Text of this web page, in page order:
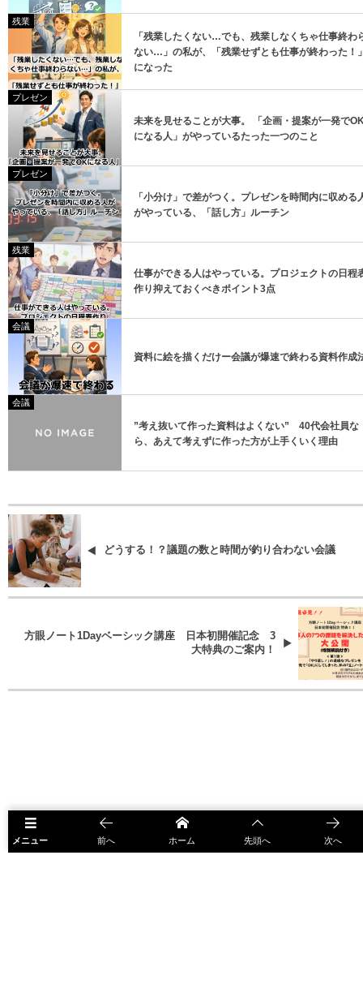
残業
「残業したくない…でも、残業しなくちゃ仕事終わ
ない…」の私が、「残業せずとも仕事が終わった！
になった
プレゼン
未来を見せることが大事。 「企画・提案が一発で
になる人」がやっているたった一つのこと
プレゼン
「小分け」で差がつく。プレゼンを時間内に収める
がやっている、「話し方」ルーチン
残業
仕事ができる人はやっている。プロジェクトの日程
作り抑えておくべきポイント3点
会議
資料に絵を描くだけー会議が爆速で終わる資料作成
会議
”考え抜いて作った資料はよくない” 40代会社員な
ら、あえて考えずに作った方が上手くいく理由
どうする！？議題の数と時間が釣り合わない会議
方眼ノート1Dayベーシック講座 日本初開催記念 3
大特典のご案内！
メニュー 前へ ホーム 先頭へ 次へ